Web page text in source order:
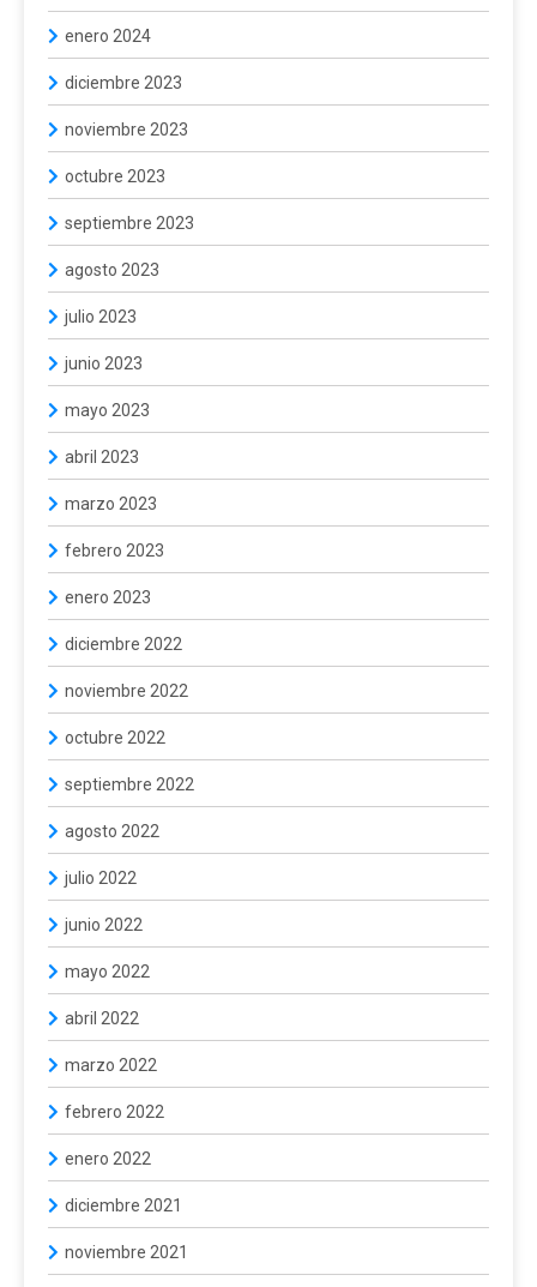
enero 2024
diciembre 2023
noviembre 2023
octubre 2023
septiembre 2023
agosto 2023
julio 2023
junio 2023
mayo 2023
abril 2023
marzo 2023
febrero 2023
enero 2023
diciembre 2022
noviembre 2022
octubre 2022
septiembre 2022
agosto 2022
julio 2022
junio 2022
mayo 2022
abril 2022
marzo 2022
febrero 2022
enero 2022
diciembre 2021
noviembre 2021